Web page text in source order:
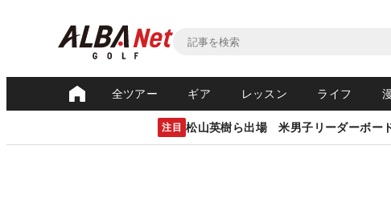
全ツアー ギア レッスン ライフ
注目 松山英樹ら出場 米男子リーダーボー